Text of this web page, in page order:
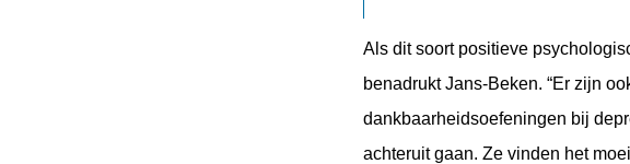
Als dit soort positieve
benadrukt Jans-Beken. “Er zijn
dankbaarheidsoefeningen bij
achteruit gaan. Ze vinden het